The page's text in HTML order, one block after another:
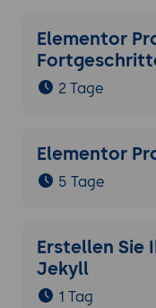
Elementor
2 Tage
Elementor
5 Tage
Erstellen Sie
Jekyll
1 Tag